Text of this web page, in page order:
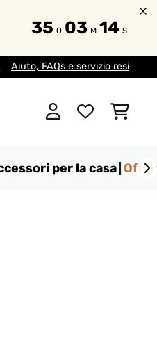
35 O 03 M 13 S
Aiuto, FAQs e servizio resi
per la casa